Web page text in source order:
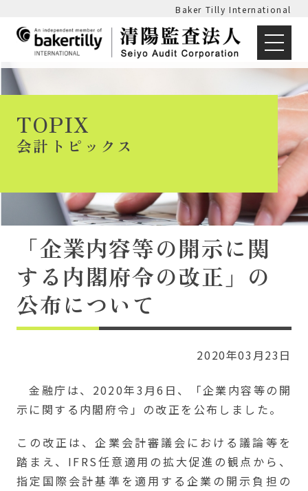
Baker Tilly International
TOPIX
会計トピックス
「企業内容等の開示に関
する内閣府令の改正」の
公布について
2020年03月23日
金融庁は、2020年3月6日、「企業内容等の開
示に関する内閣府令」の改正を公布しました。
この改正は、企業会計審議会における議論等を
踏まえ、IFRS任意適用の拡大促進の観点から、
指定国際会計基準を適用する企業の開示負担の